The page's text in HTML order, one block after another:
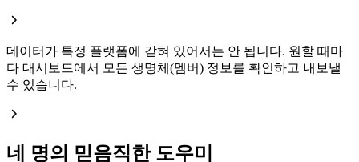
데이터가 특정 플랫폼에 갇혀 있어서는 안 됩니다. 원할 때마
다 대시보드에서 모든 생명체(멤버) 정보를 확인하고 내보낼
수 있습니다.
네 명의 믿음직한 도우미